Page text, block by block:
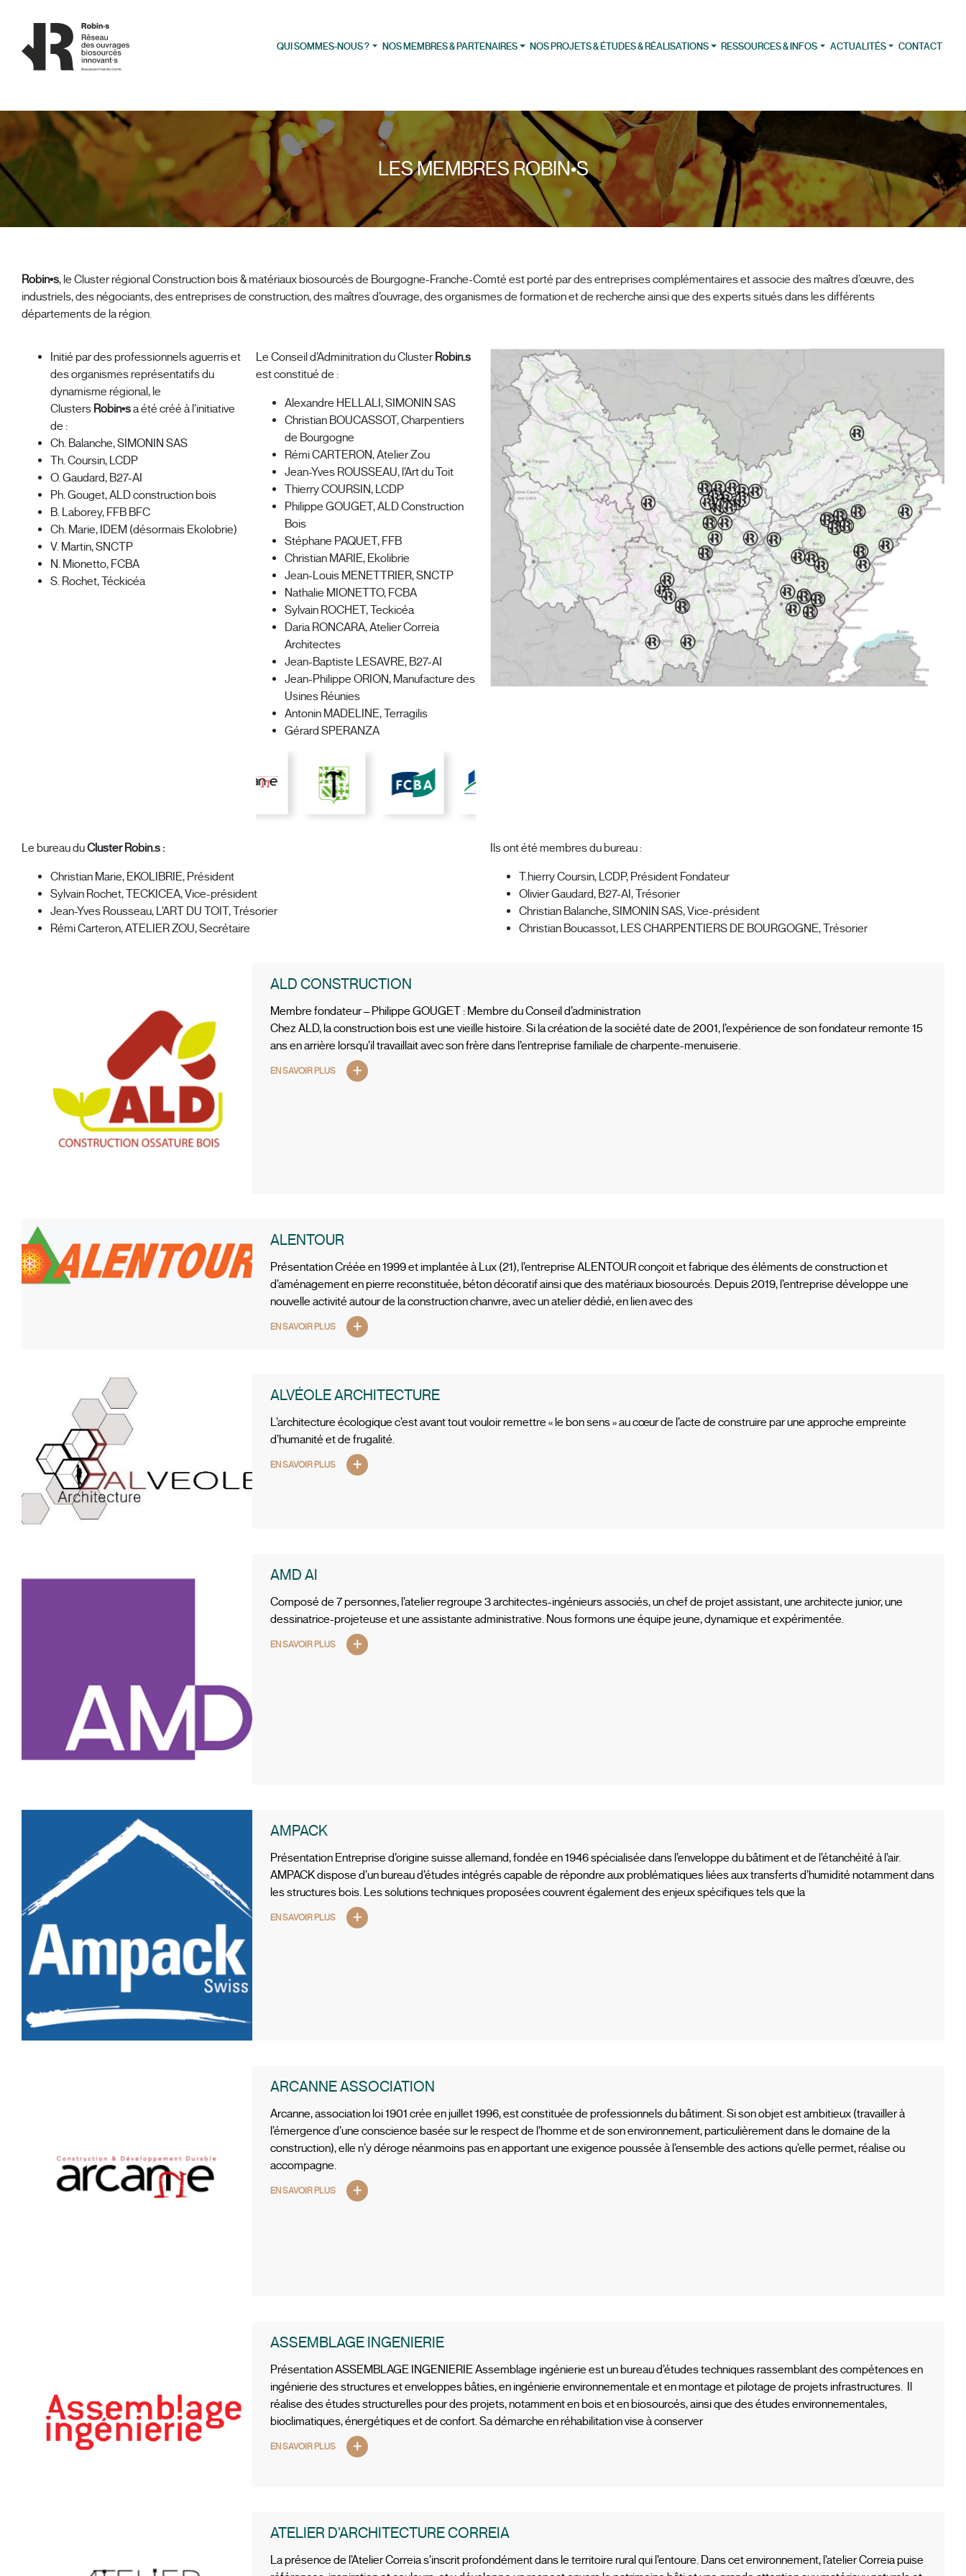
QUI SOMMES-NOUS ? NOS MEMBRES & PARTENAIRES NOS PROJETS & ÉTUDES & RÉALISATIONS RESSOURCES & INFOS ACTUALITÉS CONTACT
LES MEMBRES ROBIN•S
Robin•s, le Cluster régional Construction bois & matériaux biosourcés de Bourgogne-Franche-Comté est porté par des entreprises complémentaires et associe des maîtres d’œuvre, des
industriels, des négociants, des entreprises de construction, des maîtres d’ouvrage, des organismes de formation et de recherche ainsi que des experts situés dans les différents
départements de la région.
Initié par des professionnels aguerris et
des organismes représentatifs du
dynamisme régional, le
Clusters Robin•sa été créé à l’initiative
de :
Ch. Balanche, SIMONIN SAS
Th. Coursin, LCDP
O. Gaudard, B27-AI
Ph. Gouget, ALD construction bois
B. Laborey, FFB BFC
Ch. Marie, IDEM (désormais Ekolobrie)
V. Martin, SNCTP
N. Mionetto, FCBA
S. Rochet, Téckicéa
Le Conseil d’Adminitration du ClusterRobin.s
est constitué de :
Alexandre HELLALI, SIMONIN SAS
Christian BOUCASSOT, Charpentiers
de Bourgogne
Rémi CARTERON, Atelier Zou
Jean-Yves ROUSSEAU, l’Art du Toit
Thierry COURSIN, LCDP
Philippe GOUGET, ALD Construction
Bois
Stéphane PAQUET, FFB
Christian MARIE, Ekolibrie
Jean-Louis MENETTRIER, SNCTP
Nathalie MIONETTO, FCBA
Sylvain ROCHET, Teckicéa
Daria RONCARA, Atelier Correia
Architectes
Jean-Baptiste LESAVRE, B27-AI
Jean-Philippe ORION, Manufacture des
Usines Réunies
Antonin MADELINE, Terragilis
Gérard SPERANZA
Le bureau duCluster Robin.s :
Christian Marie, EKOLIBRIE, Président
Sylvain Rochet, TECKICEA, Vice-président
Jean-Yves Rousseau, L’ART DU TOIT, Trésorier
Rémi Carteron, ATELIER ZOU, Secrétaire
Ils ont été membres du bureau :
T.hierry Coursin, LCDP, Président Fondateur
Olivier Gaudard, B27-AI, Trésorier
Christian Balanche, SIMONIN SAS, Vice-président
Christian Boucassot, LES CHARPENTIERS DE BOURGOGNE, Trésorier
ALD CONSTRUCTION
Membre fondateur – Philippe GOUGET : Membre du Conseil d’administration
Chez ALD, la construction bois est une vieille histoire. Si la création de la société date de 2001, l’expérience de son fondateur remonte 15
ans en arrière lorsqu’il travaillait avec son frère dans l’entreprise familiale de charpente-menuiserie.
EN SAVOIR PLUS
ALENTOUR
Présentation Créée en 1999 et implantée à Lux (21), l’entreprise ALENTOUR conçoit et fabrique des éléments de construction et
d’aménagement en pierre reconstituée, béton décoratif ainsi que des matériaux biosourcés. Depuis 2019, l’entreprise développe une
nouvelle activité autour de la construction chanvre, avec un atelier dédié, en lien avec des
EN SAVOIR PLUS
ALVÉOLE ARCHITECTURE
L’architecture écologique c’est avant tout vouloir remettre « le bon sens » au cœur de l’acte de construire par une approche empreinte
d’humanité et de frugalité.
EN SAVOIR PLUS
AMD AI
Composé de 7 personnes, l’atelier regroupe 3 architectes-ingénieurs associés, un chef de projet assistant, une architecte junior, une
dessinatrice-projeteuse et une assistante administrative. Nous formons une équipe jeune, dynamique et expérimentée.
EN SAVOIR PLUS
AMPACK
Présentation Entreprise d’origine suisse allemand, fondée en 1946 spécialisée dans l’enveloppe du bâtiment et de l’étanchéité à l’air.
AMPACK dispose d’un bureau d’études intégrés capable de répondre aux problématiques liées aux transferts d’humidité notamment dans
les structures bois. Les solutions techniques proposées couvrent également des enjeux spécifiques tels que la
EN SAVOIR PLUS
ARCANNE ASSOCIATION
Arcanne, association loi 1901 crée en juillet 1996, est constituée de professionnels du bâtiment. Si son objet est ambitieux (travailler à
l’émergence d’une conscience basée sur le respect de l’homme et de son environnement, particulièrement dans le domaine de la
construction), elle n’y déroge néanmoins pas en apportant une exigence poussée à l’ensemble des actions qu’elle permet, réalise ou
accompagne.
EN SAVOIR PLUS
ASSEMBLAGE INGENIERIE
Présentation ASSEMBLAGE INGENIERIE Assemblage ingénierie est un bureau d’études techniques rassemblant des compétences en
ingénierie des structures et enveloppes bâties, en ingénierie environnementale et en montage et pilotage de projets infrastructures. Il
réalise des études structurelles pour des projets, notamment en bois et en biosourcés, ainsi que des études environnementales,
bioclimatiques, énergétiques et de confort. Sa démarche en réhabilitation vise à conserver
EN SAVOIR PLUS
ATELIER D’ARCHITECTURE CORREIA
La présence de l’Atelier Correia s’inscrit profondément dans le territoire rural qui l’entoure. Dans cet environnement, l’atelier Correia puise